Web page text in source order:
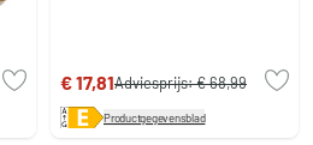
€ 17,81Adviesprijs:€ 68,99
Productgegevensblad